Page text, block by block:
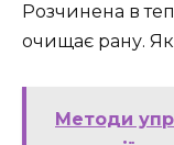
Розчинена в
очищає рану.
Методи